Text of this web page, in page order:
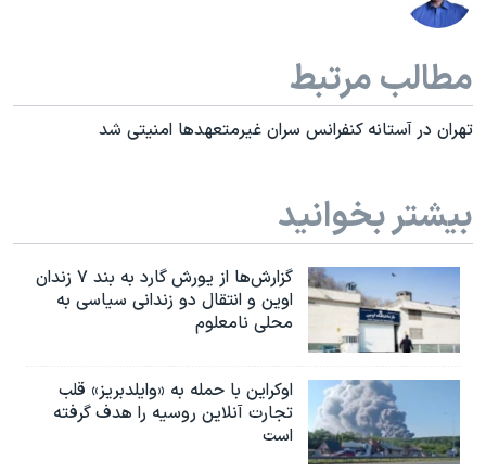
مطالب مرتبط
تهران در آستانه کنفرانس سران غیرمتعهدها امنیتی شد
بیشتر بخوانید
گزارش‌ها از یورش گارد به بند ۷ زندان
اوین و انتقال دو زندانی سیاسی به
محلی نامعلوم
اوکراین با حمله به «وایلدبریز» قلب
تجارت آنلاین روسیه را هدف گرفته
است